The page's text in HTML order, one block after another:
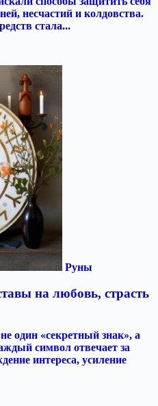
несчастий и колдовства.
стала...
Руны
на любовь, страсть
один «секретный знак», а
символ отвечает за
интереса, усиление